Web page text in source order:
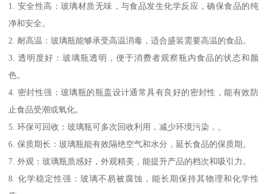
1. 安全性高：玻璃材质无味，与食品发生化学反应，确保食品的纯
净和安全。
2. 耐高温：玻璃瓶能够承受高温消毒，适合盛装需要高温的食品。
3. 透明度好：玻璃瓶透明，便于消费者观察瓶内食品的状态和颜
色。
4. 密封性强：玻璃瓶的瓶盖设计通常具有良好的密封性，能有效防
止食品受潮或氧化。
5. 环保可回收：玻璃瓶可多次回收利用，减少环境污染，。
6. 保质期长：玻璃瓶能有效隔绝空气和水分，延长食品的保质期。
7. 外观：玻璃瓶质感好，外观精美，能提升产品的档次和吸引力。
8. 化学稳定性强：玻璃不易被腐蚀，能长期保持其物理和化学性